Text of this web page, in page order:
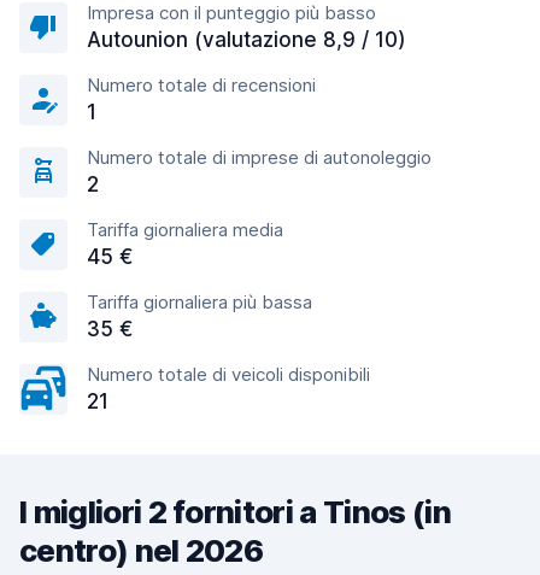
Impresa con il punteggio più basso
Autounion (valutazione 8,9 / 10)
Numero totale di recensioni
1
Numero totale di imprese di autonoleggio
2
Tariffa giornaliera media
45 €
Tariffa giornaliera più bassa
35 €
Numero totale di veicoli disponibili
21
I migliori 2 fornitori a Tinos (in
centro) nel 2026